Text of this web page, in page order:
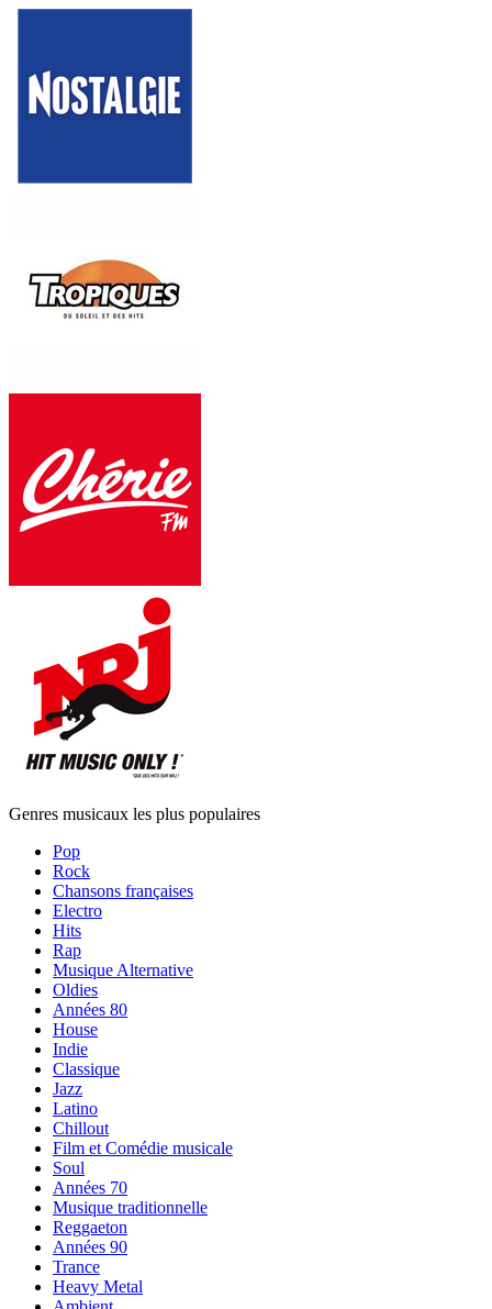
Genres musicaux les plus populaires
Pop
Rock
Chansons françaises
Electro
Hits
Rap
Musique Alternative
Oldies
Années 80
House
Indie
Classique
Jazz
Latino
Chillout
Film et Comédie musicale
Soul
Années 70
Musique traditionnelle
Reggaeton
Années 90
Trance
Heavy Metal